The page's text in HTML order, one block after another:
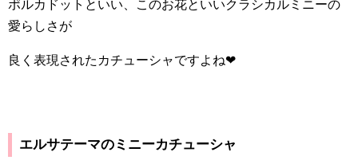
ポルカドットといい、このお花といいクラシカルミニーの
愛らしさが
良く表現されたカチューシャですよね❤︎
エルサテーマのミニーカチューシャ